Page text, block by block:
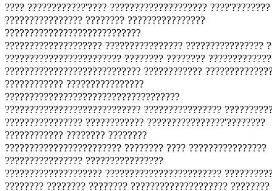
???? ????????????'???? ???????????????????? ????'????????
???????????????? ???????? ????????????????
????????????????????????????
???????????????????? ???????????????? ????????????????
???????????????????????? ???????? ????????
???????????????????????????? ????????????
???????????? ????????????????
????????????????????????????????????
???????????????????????????? ????????????????
???????????????? ???????????? ????????????????'????????
???????????? ???????? ????????
???????????????????????? ???????? ???? ????????????????
???????????????? ????????????????
???????????????????? ????????????????????????
???????? ???????? ???????? ???????????????????? ????????